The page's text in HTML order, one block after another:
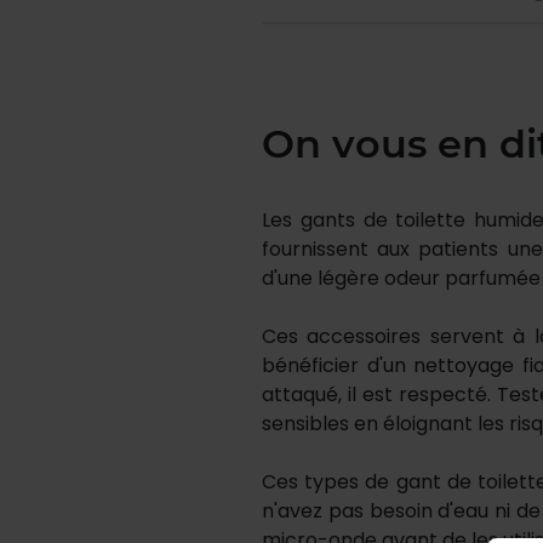
On vous en
Les gants de toilette
fournissent aux patients
d'une légère odeur
Ces accessoires servent
bénéficier d'un nettoyage
attaqué, il est respecté.
sensibles en éloignant les
Ces types de gant de
n'avez pas besoin d'eau ni